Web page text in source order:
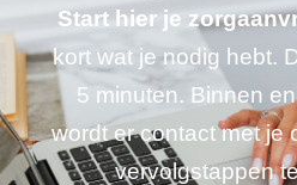
Start hier je
kort wat je nodig hebt.
5 minuten. Binnen
wordt er contact met je
vervolgstappen